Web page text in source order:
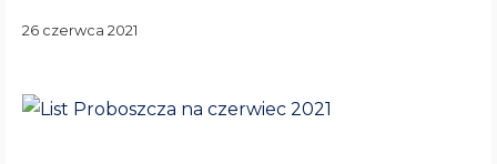
26 czerwca 2021